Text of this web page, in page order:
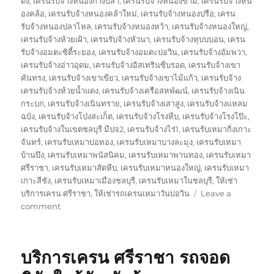
องคล้อ, เครนรับจ้างหนองคล้าใหม่, เครนรับจ้างหนองปรือ, เครน
รับจ้างหนองปลาไหล, เครนรับจ้างหนองหว้า, เครนรับจ้างหนองใหญ่,
เครนรับจ้างห้วยเฝ้า, เครนรับจ้างหัวนา, เครนรับจ้างหุบบบอน, เครน
รับจ้างอมตะซิตี้ระยอง, เครนรับจ้างอมตะบ่อวิน, เครนรับจ้างอัมพวา,
เครนรับจ้างอ่าวอุดม, เครนรับจ้างอิสเทรินซีบรอด, เครนรับจ้างเขา
คันทรง, เครนรับจ้างเขาเขียว, เครนรับจ้างเขาไม้แก้ว, เครนรับจ้าง
เครนรับจ้างห้วยน้ำแดง, เครนรับจ้างเครือสหพัฒน์, เครนรับจ้างเนิน
กระบก, เครนรับจ้างเนินทราย, เครนรับจ้างเสาสูง, เครนรับจ้างแหลม
ฉบัง, เครนรับจ้างโป่งสะเก็ต, เครนรับจ้างโรงหีบ, เครนรับจ้างโรงโป๊ะ,
เครนรับจ้างในเขตชลบุรี มีปจ2, เครนรับจ้างไร่1, เครนรับเหมากิ่งเกาะ
จันทร์, เครนรับเหมาบ่อทอง, เครนรับเหมาบางละมุง, เครนรับเหมา
บ้านบึง, เครนรับเหมาพนัสนิคม, เครนรับเหมาพานทอง, เครนรับเหมา
ศรีราชา, เครนรับเหมาสัตหีบ, เครนรับเหมาหนองใหญ่, เครนรับเหมา
เกาะสีชัง, เครนรับเหมาเมืองชลบุรี, เครนรับเหมาในชลบุรี,ให้เช่า
บริการเครน ศรีราชา,ให้เช่ารถเครนเหมาวันบ่อวิน
Leave a
commenton
เครน
บ่อ
บริการเครน ศรีราชา รถจอด